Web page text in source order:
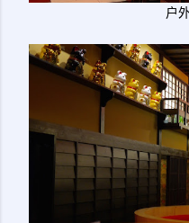
户